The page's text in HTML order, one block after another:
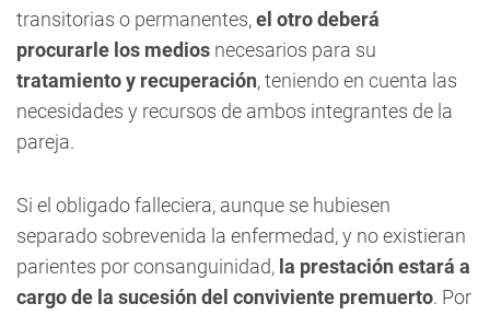
transitorias o permanentes,el otro deberá
procurarle los medios necesarios para su
tratamiento y recuperación, teniendo en cuenta las
necesidades y recursos de ambos integrantes de la
pareja.
Si el obligado falleciera, aunque se hubiesen
separado sobrevenida la enfermedad, y no existieran
parientes por consanguinidad, la prestación estará a
cargo de la sucesión del conviviente premuerto. Por